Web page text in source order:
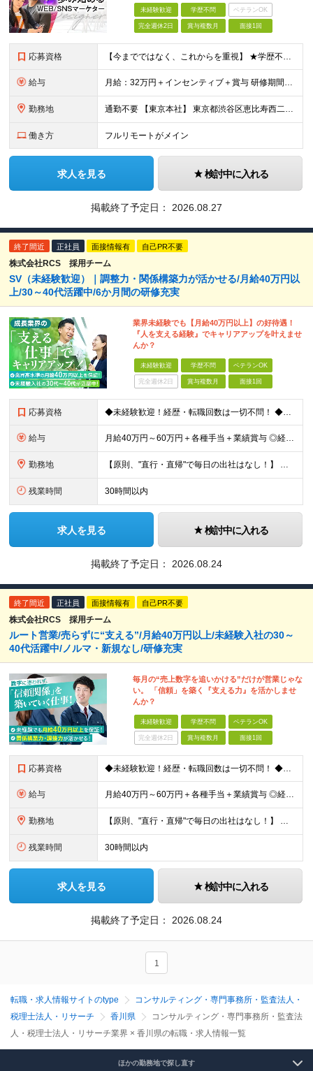
未経験歓迎 学歴不問 ベテランOK
完全週休2日 賞与複数月 面接1回
応募資格 【今までではなく、これからを重視】 ★学歴不問 ★職種未経験歓迎 ★業種未経験歓迎 ★社会人未経験歓迎 ★第二新卒歓迎 ★ブランクOK ★動画編集・デザイン制作の勉強を独学でしている方など ※基礎的
給与 月給：32万円＋インセンティブ＋賞与 研修期間中：月給25万円～ ＼ 頑張りはしっかり評価！ ／ 研修期間中でも、スキルの習得状況や成果に応じて月給27万円へ昇給が可能です。 【研修期間】 期
勤務地 通勤不要 【東京本社】 東京都渋谷区恵比寿西二丁目8番4号 EX恵比寿西ビル5階
働き方 フルリモートがメイン
求人を見る 検討中に入れる
掲載終了予定日： 2026.08.27
終了間近 正社員 面接情報有 自己PR不要
株式会社RCS 採用チーム
SV（未経験歓迎）｜調整力・関係構築力が活かせる/月給40万円以
上/30～40代活躍中/6か月間の研修充実
業界未経験でも【月給40万円以上】の好待遇！
『人を支える経験』でキャリアアップを叶えませ
んか？
未経験歓迎 学歴不問 ベテランOK
完全週休2日 賞与複数月 面接1回
応募資格 ◆未経験歓迎！経歴・転職回数は一切不問！ ◆異業界出身の30代・40代も活躍中！ ◆U・Iターン希望の方も歓迎（引越費用規定あり） 【応募要件】 ■高卒以上 ■普通自動車運転免許（AT限定可） ■基
給与 月給40万円～60万円＋各種手当＋業績賞与 ◎経験や能力等を考慮し、優遇いたします！ ◎成果により業績賞与を年2回支給します！ 上記月給には、固定残業代として 「60,800円～95,000円（28
勤務地 【原則、"直行・直帰"で毎日の出社はなし！】 東京・埼玉・千葉・神奈川などを中心とした 周辺エリアの現場に「直行・直帰」となります！ ■関東第一第二支部 埼玉県八潮市大字二丁目1142-2 ◎最寄り
残業時間 30時間以内
求人を見る 検討中に入れる
掲載終了予定日： 2026.08.24
終了間近 正社員 面接情報有 自己PR不要
株式会社RCS 採用チーム
ルート営業/売らずに“支える”/月給40万円以上/未経験入社の30～
40代活躍中/ノルマ・新規なし/研修充実
毎月の“売上数字を追いかける”だけが営業じゃな
い。 「信頼」を築く『支える力』を活かしませ
んか？
未経験歓迎 学歴不問 ベテランOK
完全週休2日 賞与複数月 面接1回
応募資格 ◆未経験歓迎！経歴・転職回数は一切不問！ ◆異業界出身の30代・40代も活躍中！ ◆U・Iターン希望の方も歓迎（引越費用規定あり） 【応募要件】 ■高卒以上 ■普通自動車運転免許（AT限定可） ■基
給与 月給40万円～60万円＋各種手当＋業績賞与 ◎経験や能力等を考慮し、優遇いたします！ ◎成果により業績賞与を年2回支給します！ 上記月給には、固定残業代として 「60,800円～95,000円（28
勤務地 【原則、"直行・直帰"で毎日の出社はなし！】 東京・埼玉・千葉・神奈川などを中心とした 周辺エリアの現場に「直行・直帰」となります！ ■関東第一第二支部 埼玉県八潮市大字二丁目1142-2 ◎最寄り
残業時間 30時間以内
求人を見る 検討中に入れる
掲載終了予定日： 2026.08.24
1
転職・求人情報サイトのtype
コンサルティング・専門事務所・監査法人・
税理士法人・リサーチ
香川県
コンサルティング・専門事務所・監査法
人・税理士法人・リサーチ業界 × 香川県の転職・求人情報一覧
ほかの勤務地で探し直す